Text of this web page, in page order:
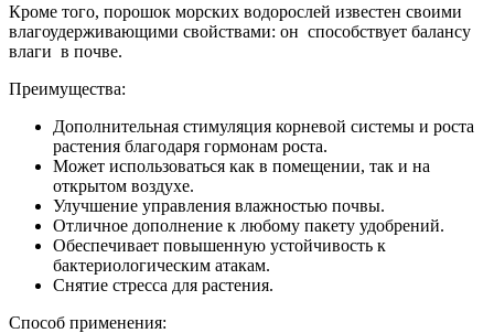
Кроме того, порошок морских водорослей известен своими
влагоудерживающими свойствами: он способствует балансу
влаги в почве.
Преимущества:
Дополнительная стимуляция корневой системы и роста
растения благодаря гормонам роста.
Может использоваться как в помещении, так и на
открытом воздухе.
Улучшение управления влажностью почвы.
Отличное дополнение к любому пакету удобрений.
Обеспечивает повышенную устойчивость к
бактериологическим атакам.
Снятие стресса для растения.
Способ применения: